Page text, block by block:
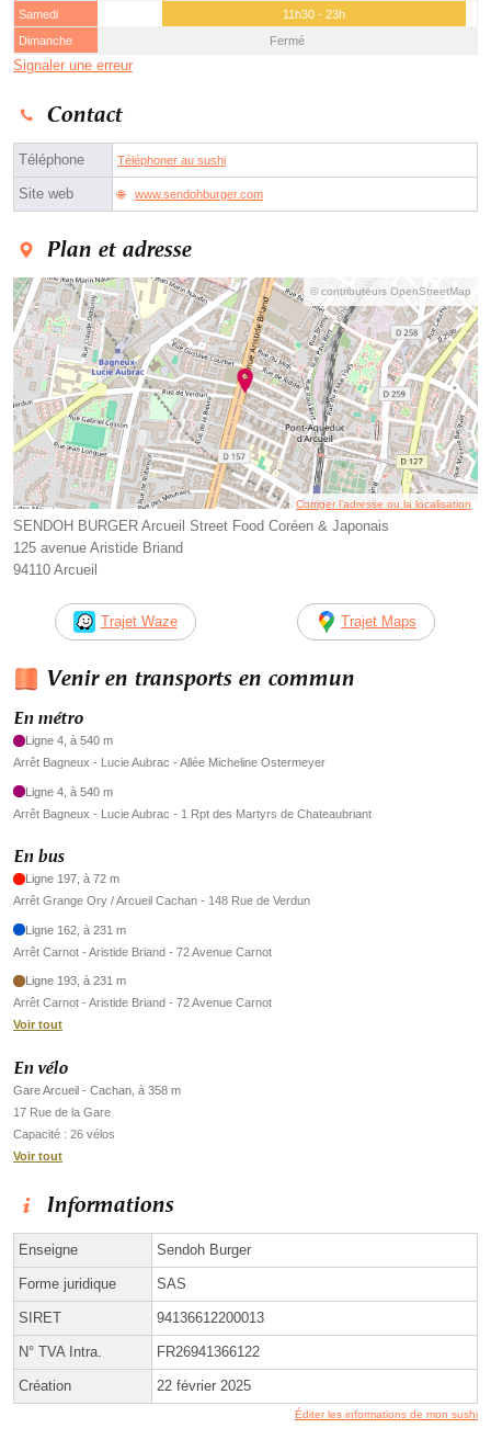
Samedi
11h30 - 23h
Dimanche
Fermé
Signaler une erreur
Contact
Téléphone Téléphoner au sushi
Site web www.sendohburger.com
Plan et adresse
© contributeurs OpenStreetMap
Corriger l’adresse ou la localisation
SENDOH BURGER Arcueil Street Food Coréen & Japonais
125 avenue Aristide Briand
94110 Arcueil
Trajet Waze Trajet Maps
Venir en transports en commun
En métro
Ligne 4, à 540 m
Arrêt Bagneux - Lucie Aubrac - Allée Micheline Ostermeyer
Ligne 4, à 540 m
Arrêt Bagneux - Lucie Aubrac - 1 Rpt des Martyrs de Chateaubriant
En bus
Ligne 197, à 72 m
Arrêt Grange Ory / Arcueil Cachan - 148 Rue de Verdun
Ligne 162, à 231 m
Arrêt Carnot - Aristide Briand - 72 Avenue Carnot
Ligne 193, à 231 m
Arrêt Carnot - Aristide Briand - 72 Avenue Carnot
Voir tout
En vélo
Gare Arcueil - Cachan, à 358 m
17 Rue de la Gare
Capacité : 26 vélos
Voir tout
Informations
Enseigne Sendoh Burger
Forme juridique SAS
SIRET 94136612200013
N° TVA Intra. FR26941366122
Création 22 février 2025
Éditer les informations de mon sushi